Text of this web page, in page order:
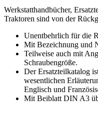
Werkstatthandbücher,
Traktoren sind von der
Unentbehrlich für die
Mit Bezeichnung und
Teilweise auch mit
Schraubengröße.
Der Ersatzteilkatalog
wesentlichen
Englisch und
Mit Beiblatt DIN A3